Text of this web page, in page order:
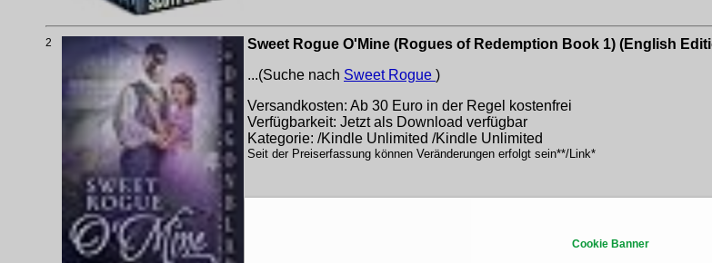
2
Sweet Rogue O'Mine (Rogues of Redemption Book 1) (English
...(Suche nach Sweet Rogue )
Versandkosten: Ab 30 Euro in der Regel kostenfrei
Verfügbarkeit: Jetzt als Download verfügbar
Kategorie: /Kindle Unlimited /Kindle Unlimited
Seit der Preiserfassung können Veränderungen erfolgt sein**/Link*
Cookie Banner